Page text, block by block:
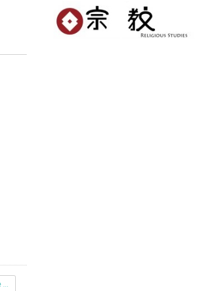
Preparing Non-Native EFL Student Teachers Through Teacher Training Coupse